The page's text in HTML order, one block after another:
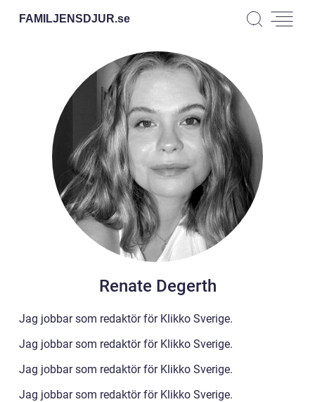
FAMILJENSDJUR.se
Renate Degerth
Jag jobbar som redaktör för Klikko Sverige.
Jag jobbar som redaktör för Klikko Sverige.
Jag jobbar som redaktör för Klikko Sverige.
Jag jobbar som redaktör för Klikko Sverige.